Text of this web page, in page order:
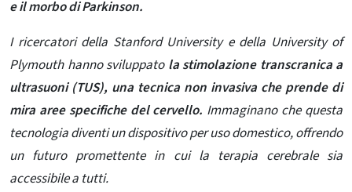
e il morbo di Parkinson.
I ricercatori della Stanford University e della University of
Plymouth hanno sviluppato la stimolazione transcranica a
ultrasuoni (TUS), una tecnica non invasiva che prende di
mira aree specifiche del cervello. Immaginano che questa
tecnologia diventi un dispositivo per uso domestico, offrendo
un futuro promettente in cui la terapia cerebrale sia
accessibile a tutti.